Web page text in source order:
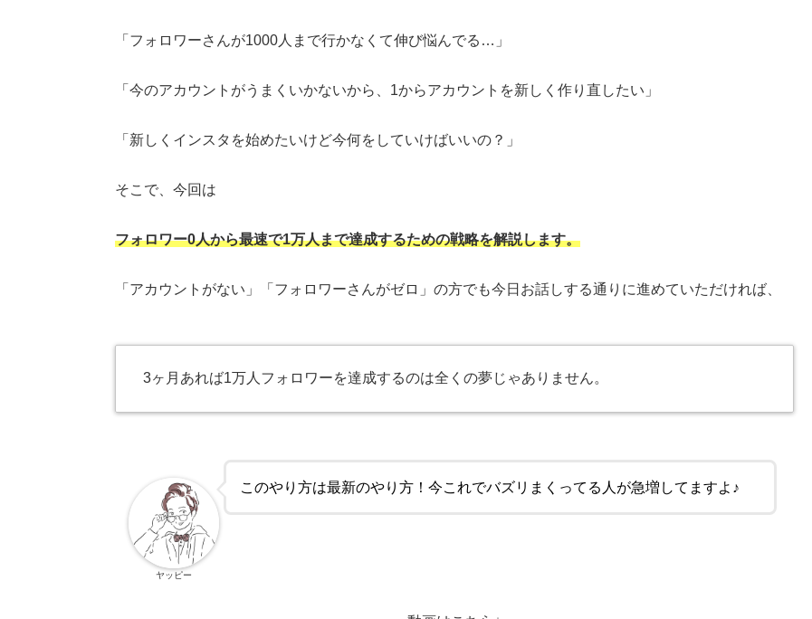
「フォロワーさんが1000人まで行かなくて伸び悩んでる…」
「今のアカウントがうまくいかないから、1からアカウントを新しく作り直したい」
「新しくインスタを始めたいけど今何をしていけばいいの？」
そこで、今回は
フォロワー0人から最速で1万人まで達成するための戦略を解説します。
「アカウントがない」「フォロワーさんがゼロ」の方でも今日お話しする通りに進めていただければ、
3ヶ月あれば1万人フォロワーを達成するのは全くの夢じゃありません。
このやり方は最新のやり方！ 今これでバズリまくってる人が急増してますよ♪
ヤッピー